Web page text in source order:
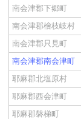
南会津郡下郷町
南会津郡檜枝岐村
南会津郡只見町
南会津郡南会津町
耶麻郡北塩原村
耶麻郡西会津町
耶麻郡磐梯町